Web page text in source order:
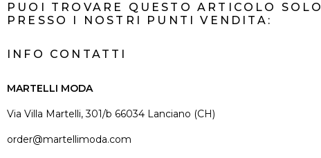
PUOI TROVARE QUESTO ARTICOLO SOLO
PRESSO I NOSTRI PUNTI VENDITA:
INFO CONTATTI
MARTELLI MODA
Via Villa Martelli, 301/b 66034 Lanciano (CH)
order@martellimoda.com